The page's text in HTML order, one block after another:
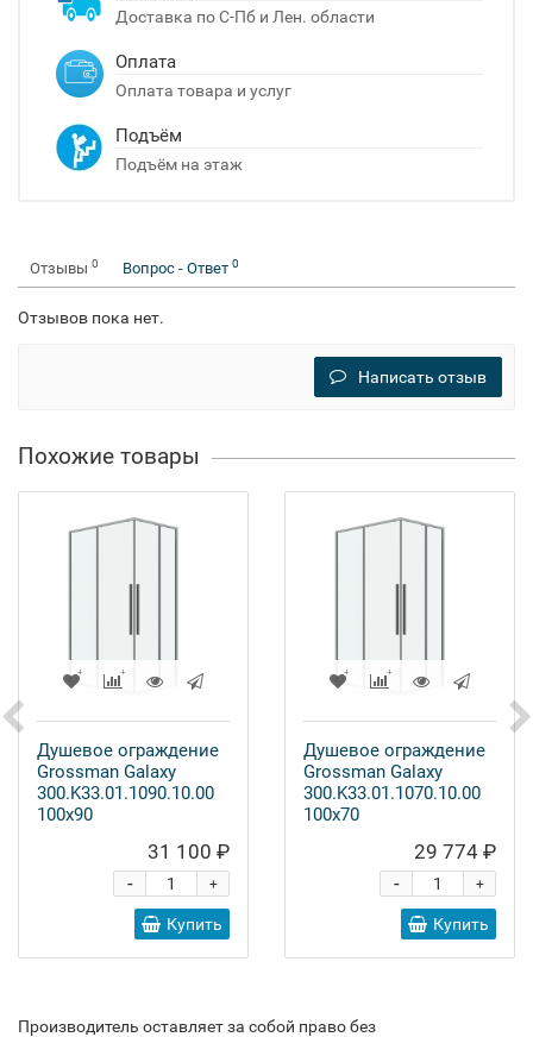
Доставка по С-Пб и Лен. области
Оплата
Оплата товара и услуг
Подъём
Подъём на этаж
Отзывы 0 Вопрос - Ответ 0
Отзывов пока нет.
Написать отзыв
Похожие товары
Душевое ограждение
Grossman Galaxy
300.K33.01.1090.10.00
100x90
31 100 ₽
+
-
Купить
Душевое ограждение
Grossman Galaxy
300.K33.01.1070.10.00
100x70
29 774 ₽
+
-
Купить
Производитель оставляет за собой право без